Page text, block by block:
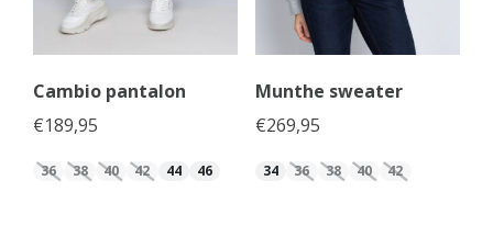
Cambio pantalon
€189,95
36 38 40 42 44 46
Munthe sweater
€269,95
34 36 38 40 42